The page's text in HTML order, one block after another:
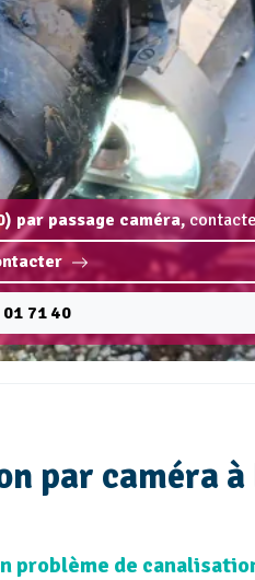
par passage caméra,
71 40
par caméra à
problème de